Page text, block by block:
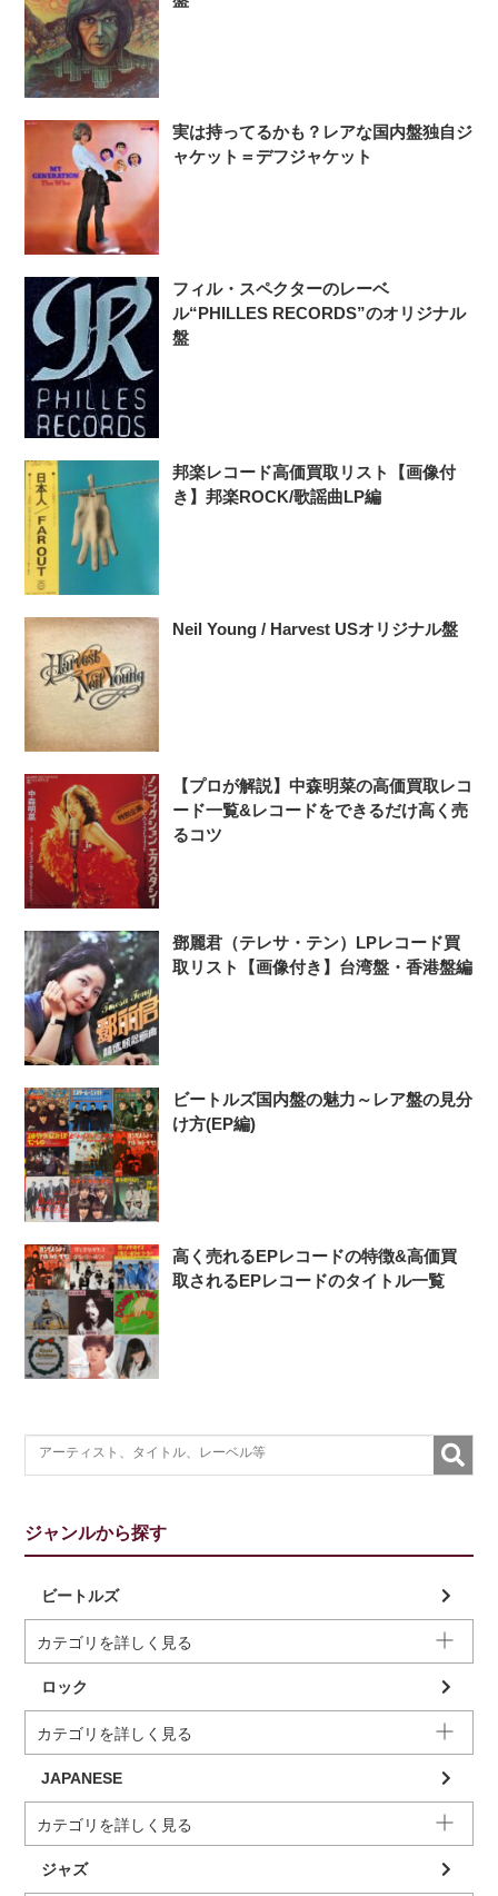
実は持ってるかも？レアな国内盤独自ジ
ャケット＝デフジャケット
フィル・スペクターのレーベ
ル“PHILLES RECORDS”のオリジナル
盤
邦楽レコード高価買取リスト【画像付
き】邦楽ROCK/歌謡曲LP編
Neil Young / Harvest USオリジナル盤
【プロが解説】中森明菜の高価買取レコ
ード一覧&レコードをできるだけ高く売
るコツ
鄧麗君（テレサ・テン）LPレコード買
取リスト【画像付き】台湾盤・香港盤編
ビートルズ国内盤の魅力～レア盤の見分
け方(EP編)
高く売れるEPレコードの特徴&高価買
取されるEPレコードのタイトル一覧
ジャンルから探す
ビートルズ
カテゴリを詳しく見る
ロック
カテゴリを詳しく見る
JAPANESE
カテゴリを詳しく見る
ジャズ